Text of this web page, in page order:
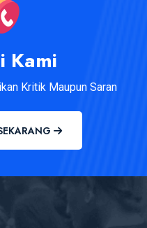
Kami
Kritik Maupun Saran